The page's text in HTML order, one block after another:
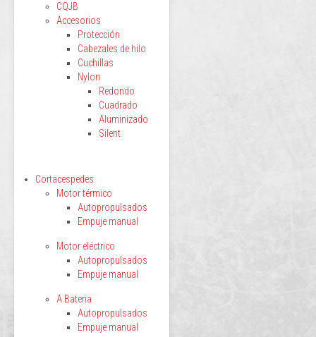
CQJB
Accesorios
Protección
Cabezales de hilo
Cuchillas
Nylon
Redondo
Cuadrado
Aluminizado
Silent
Cortacespedes
Motor térmico
Autopropulsados
Empuje manual
Motor eléctrico
Autopropulsados
Empuje manual
A Bateria
Autopropulsados
Empuje manual